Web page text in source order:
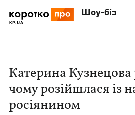
Шоу-біз
Катерина Кузнецова
чому розійшлася із
росіянином